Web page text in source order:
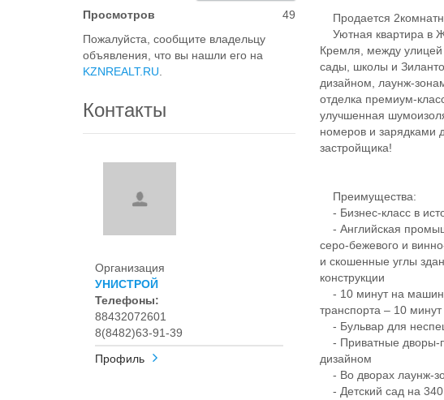
Просмотров
49
Пожалуйста, сообщите владельцу
объявления, что вы нашли его на
KZNREALT.RU
Контакты
Организация
УНИСТРОЙ
Телефоны:
88432072601
8(8482)63-91-39
Профиль
Продается
Уютная квартира в
Кремля, между
сады, школы и
дизайном, лаунж-
отделка премиум-
улучшенная
номеров и зарядками
застройщика!
Преимущества:
- Бизнес-класс в
- Английская
серо-бежевого и
и скошенные углы
конструкции
- 10 минут на
транспорта – 10
- Бульвар для
- Приватные дворы-
дизайном
- Во дворах лаунж-
- Детский сад на 340